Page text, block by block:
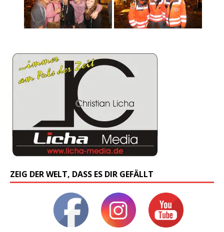
ZEIG DER WELT, DASS ES DIR GEFÄLLT